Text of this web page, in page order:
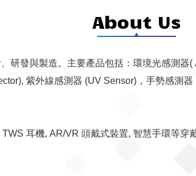
About Us
研發與製造。主要產品包括：環境光感測
紫外線感測器 (UV Sensor)，手勢感測
耳機, AR/VR 頭戴式裝置, 智慧手環等